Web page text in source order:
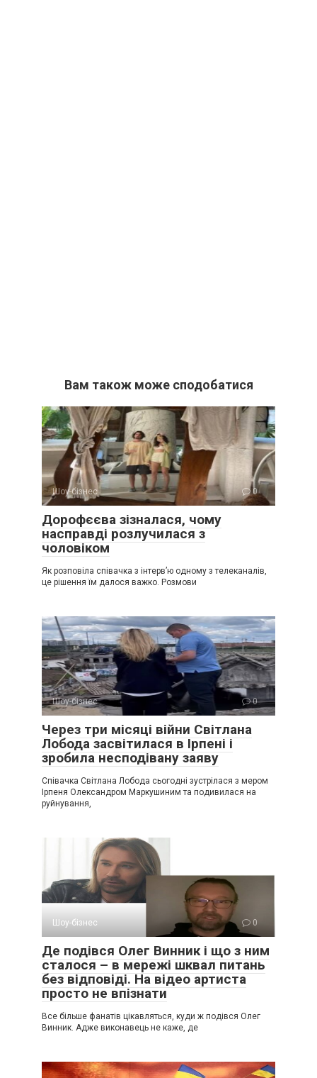
Вам також може сподобатися
Шоу-бізнес 0
Дорофєєва зізналася, чому
насправді розлучилася з
чоловіком
Як розповіла співачка з інтерв’ю одному з телеканалів,
це рішення їм далося важко. Розмови
Шоу-бізнес 0
Через три місяці війни Світлана
Лобода засвітилася в Ірпені і
зробила несподівану заяву
Співачка Світлана Лобода сьогодні зустрілася з мером
Ірпеня Олександром Маркушиним та подивилася на
руйнування,
Шоу-бізнес 0
Де подівся Олег Винник і що з ним
сталося – в мережі шквал питань
без відповіді. На відео артиста
просто не впізнати
Все більше фанатів цікавляться, куди ж подівся Олег
Винник. Адже виконавець не каже, де